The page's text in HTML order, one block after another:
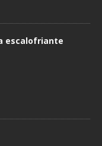
escalofriante